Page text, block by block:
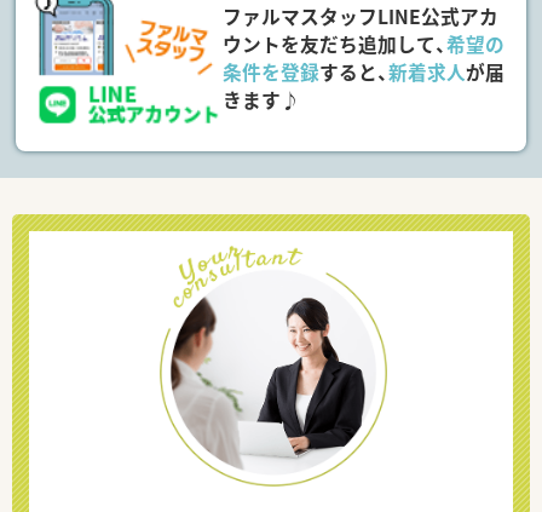
ファルマスタッフLINE公式アカ
ウントを友だち追加して、希望の
条件を登録すると、新着求人が届
きます♪